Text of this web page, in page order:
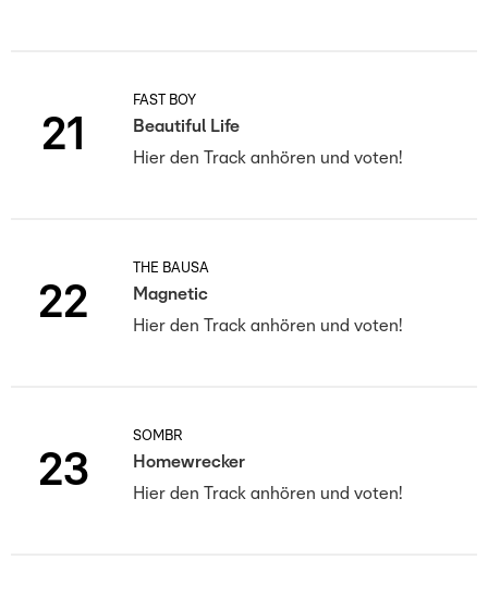
21
FAST BOY
Beautiful Life
Hier den Track anhören und voten!
22
THE BAUSA
Magnetic
Hier den Track anhören und voten!
23
SOMBR
Homewrecker
Hier den Track anhören und voten!